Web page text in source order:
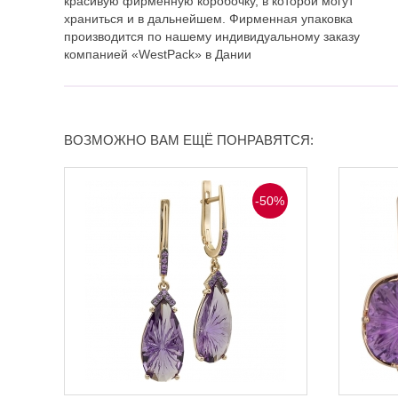
храниться и в дальнейшем. Фирменная упаковка
производится по нашему индивидуальному заказу
компанией «WestPack» в Дании
ВОЗМОЖНО ВАМ ЕЩЁ ПОНРАВЯТСЯ:
-50%